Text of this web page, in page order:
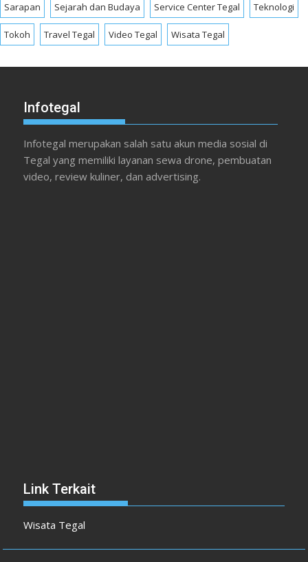
Sarapan Sejarah dan Budaya Service Center Tegal Teknologi
Tokoh Travel Tegal Video Tegal Wisata Tegal
Infotegal
Infotegal merupakan salah satu akun media sosial di
Tegal yang memiliki layanan sewa drone, pembuatan
video, review kuliner, dan advertising.
Link Terkait
Wisata Tegal